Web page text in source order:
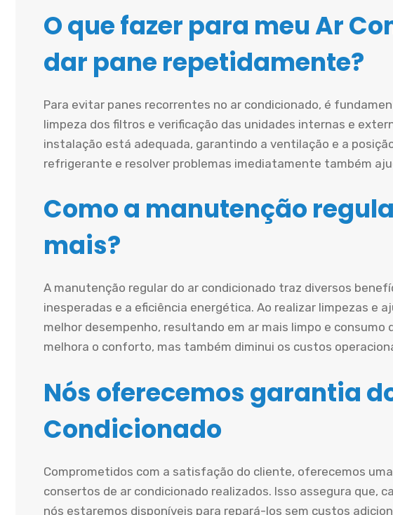
O que fazer para meu Ar
dar pane repetidamente?
Para evitar panes recorrentes no ar condicionado, é
limpeza dos filtros e verificação das unidades internas e
instalação está adequada, garantindo a ventilação e a
refrigerante e resolver problemas imediatamente também
Como a manutenção
mais?
A manutenção regular do ar condicionado traz diversos
inesperadas e a eficiência energética. Ao realizar limpezas e
melhor desempenho, resultando em ar mais limpo e consumo
melhora o conforto, mas também diminui os custos
Nós oferecemos garantia
Condicionado
Comprometidos com a satisfação do cliente, oferecemos
consertos de ar condicionado realizados. Isso assegura que,
nós estaremos disponíveis para repará-los sem custos